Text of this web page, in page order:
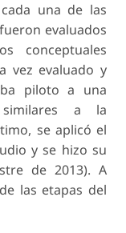
una de las
evaluados
conceptuales
vez evaluado y
piloto a una
similares a la
se aplicó el
y se hizo su
de 2013). A
las etapas del